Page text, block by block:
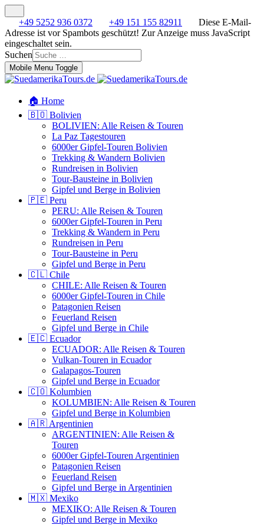
+49 5252 936 0372 +49 151 155 82911
Diese E-Mail-
Adresse ist vor Spambots geschützt! Zur Anzeige muss JavaScript
eingeschaltet sein.
Suchen
Mobile Menu Toggle
🏠 Home
🇧🇴 Bolivien
BOLIVIEN: Alle Reisen & Touren
La Paz Tagestouren
6000er Gipfel-Touren Bolivien
Trekking & Wandern Bolivien
Rundreisen in Bolivien
Tour-Bausteine in Bolivien
Gipfel und Berge in Bolivien
🇵🇪 Peru
PERU: Alle Reisen & Touren
6000er Gipfel-Touren in Peru
Trekking & Wandern in Peru
Rundreisen in Peru
Tour-Bausteine in Peru
Gipfel und Berge in Peru
🇨🇱 Chile
CHILE: Alle Reisen & Touren
6000er Gipfel-Touren in Chile
Patagonien Reisen
Feuerland Reisen
Gipfel und Berge in Chile
🇪🇨 Ecuador
ECUADOR: Alle Reisen & Touren
Vulkan-Touren in Ecuador
Galapagos-Touren
Gipfel und Berge in Ecuador
🇨🇴 Kolumbien
KOLUMBIEN: Alle Reisen & Touren
Gipfel und Berge in Kolumbien
🇦🇷 Argentinien
ARGENTINIEN: Alle Reisen &
Touren
6000er Gipfel-Touren Argentinien
Patagonien Reisen
Feuerland Reisen
Gipfel und Berge in Argentinien
🇲🇽 Mexiko
MEXIKO: Alle Reisen & Touren
Gipfel und Berge in Mexiko